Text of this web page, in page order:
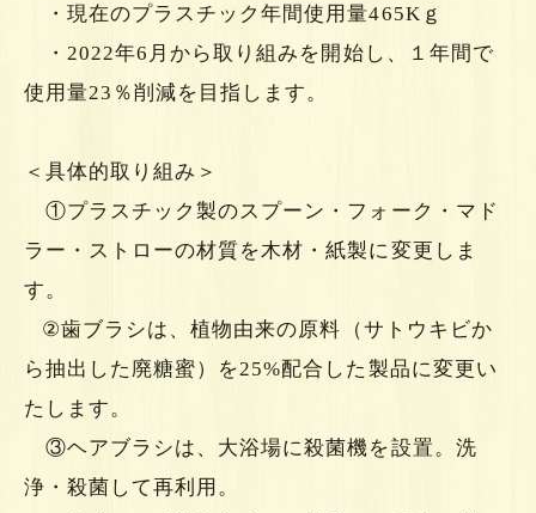
・現在のプラスチック年間使用量465Kｇ
・2022年6月から取り組みを開始し、１年間で
使用量23％削減を目指します。
＜具体的取り組み＞
①プラスチック製のスプーン・フォーク・マド
ラー・ストローの材質を木材・紙製に変更しま
す。
②歯ブラシは、植物由来の原料（サトウキビか
ら抽出した廃糖蜜）を25%配合した製品に変更い
たします。
③ヘアブラシは、大浴場に殺菌機を設置。洗
浄・殺菌して再利用。